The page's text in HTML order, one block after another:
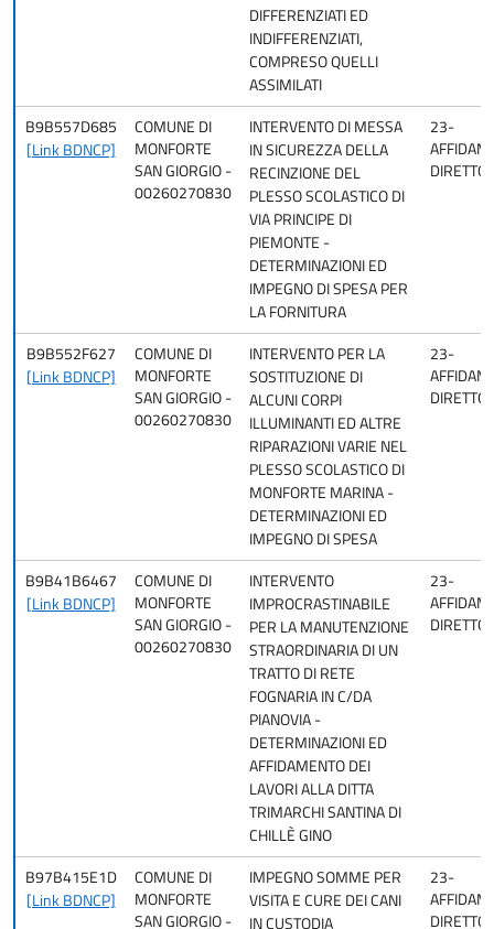
DIFFERENZIATI ED
INDIFFERENZIATI,
COMPRESO QUELLI
ASSIMILATI
B9B557D685
[Link BDNCP]
COMUNE DI
MONFORTE
SAN GIORGIO -
00260270830
INTERVENTO DI MESSA
IN SICUREZZA DELLA
RECINZIONE DEL
PLESSO SCOLASTICO DI
VIA PRINCIPE DI
PIEMONTE -
DETERMINAZIONI ED
IMPEGNO DI SPESA PER
LA FORNITURA
23-
DIRETTO
B9B552F627
[Link BDNCP]
COMUNE DI
MONFORTE
SAN GIORGIO -
00260270830
INTERVENTO PER LA
SOSTITUZIONE DI
ALCUNI CORPI
ILLUMINANTI ED ALTRE
RIPARAZIONI VARIE NEL
PLESSO SCOLASTICO DI
MONFORTE MARINA -
DETERMINAZIONI ED
IMPEGNO DI SPESA
23-
DIRETTO
B9B41B6467
[Link BDNCP]
COMUNE DI
MONFORTE
SAN GIORGIO -
00260270830
INTERVENTO
IMPROCRASTINABILE
PER LA MANUTENZIONE
STRAORDINARIA DI UN
TRATTO DI RETE
FOGNARIA IN C/DA
PIANOVIA -
DETERMINAZIONI ED
AFFIDAMENTO DEI
LAVORI ALLA DITTA
TRIMARCHI SANTINA DI
CHILLÈ GINO
23-
DIRETTO
B97B415E1D
[Link BDNCP]
COMUNE DI
MONFORTE
SAN GIORGIO -
IMPEGNO SOMME PER
VISITA E CURE DEI CANI
IN CUSTODIA
23-
DIRETTO